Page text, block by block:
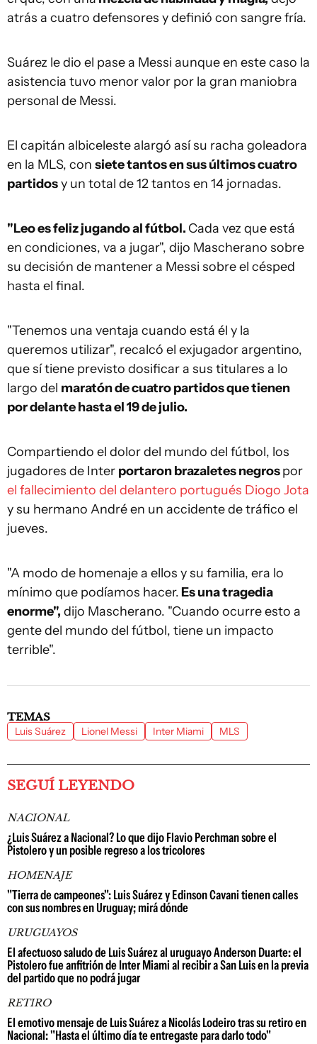
atrás a cuatro defensores y definió con sangre fría.
Suárez le dio el pase a Messi aunque en este caso la
asistencia tuvo menor valor por la gran maniobra
personal de Messi.
El capitán albiceleste alargó así su racha goleadora
en la MLS, con siete tantos en sus últimos cuatro
partidosy un total de 12 tantos en 14 jornadas.
"Leo es feliz jugando al fútbol. Cada vez que está
en condiciones, va a jugar", dijo Mascherano sobre
su decisión de mantener a Messi sobre el césped
hasta el final.
"Tenemos una ventaja cuando está él y la
queremos utilizar", recalcó el exjugador argentino,
que sí tiene previsto dosificar a sus titulares a lo
largo del maratón de cuatro partidos que tienen
por delante hasta el 19 de julio.
Compartiendo el dolor del mundo del fútbol, los
jugadores de Inter portaron brazaletes negrospor
el fallecimiento del delantero portugués Diogo Jota
y su hermano André en un accidente de tráfico el
jueves.
"A modo de homenaje a ellos y su familia, era lo
mínimo que podíamos hacer. Es una tragedia
enorme", dijo Mascherano. "Cuando ocurre esto a
gente del mundo del fútbol, tiene un impacto
terrible".
TEMAS
Luis Suárez Lionel Messi Inter Miami MLS
SEGUÍ LEYENDO
NACIONAL
¿Luis Suárez a Nacional? Lo que dijo Flavio Perchman sobre el
Pistolero y un posible regreso a los tricolores
HOMENAJE
"Tierra de campeones": Luis Suárez y Edinson Cavani tienen calles
con sus nombres en Uruguay; mirá dónde
URUGUAYOS
El afectuoso saludo de Luis Suárez al uruguayo Anderson Duarte: el
Pistolero fue anfitrión de Inter Miami al recibir a San Luis en la previa
del partido que no podrá jugar
RETIRO
El emotivo mensaje de Luis Suárez a Nicolás Lodeiro tras su retiro en
Nacional: "Hasta el último día te entregaste para darlo todo"